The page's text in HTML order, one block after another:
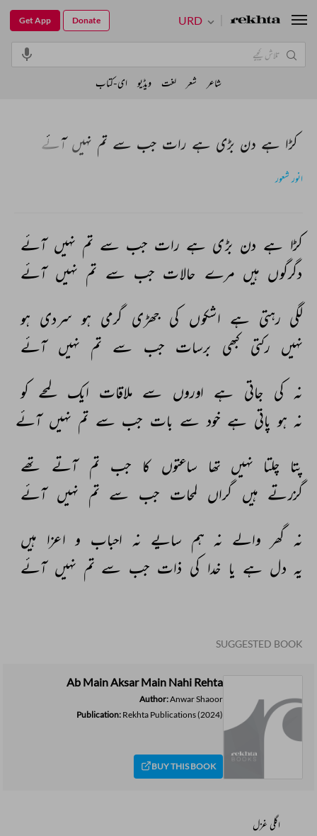
کڑا ہے دن بڑی ہے رات جب سے تم نہیں آئے
انور شعور
کڑا ہے دن بڑی ہے رات جب سے تم نہیں آئے
دگرگوں ہیں مرے حالات جب سے تم نہیں آئے
لگی رہتی ہے اشکوں کی جھڑی گرمی ہو سردی ہو
نہیں رکتی کبھی برسات جب سے تم نہیں آئے
نہ کی جاتی ہے اوروں سے ملاقات ایک لمحے کو
نہ ہو پاتی ہے خود سے بات جب سے تم نہیں آئے
پتا چلتا نہیں تھا ساعتوں کا جب تم آتے تھے
گزرتے ہیں گراں لمحات جب سے تم نہیں آئے
نہ گھر والے نہ ہم سایے نہ احباب و اعزا ہیں
یہ دل ہے یا خدا کی ذات جب سے تم نہیں آئے
SUGGESTED BOOK
Ab Main Aksar Main Nahi Rehta
Author:Anwar Shaoor
Publication: Rekhta Publications(2024)
BUY THIS BOOK
اگلی غزل
URD
Get App Donate
شاعر شعر لغت ویڈیو ای-کتاب